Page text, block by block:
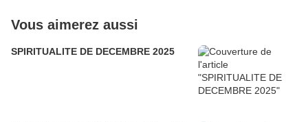
Vous aimerez aussi
SPIRITUALITE DE DECEMBRE 2025